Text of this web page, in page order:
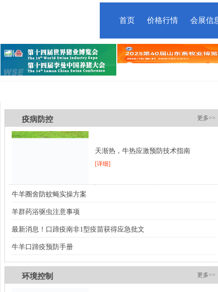
首页 价格行情 会展信
更多>>
疫病防控
天渐热，牛热应激预防技术指南
[详细]
牛羊圈舍防蚊蝇实操方案
羊群药浴驱虫注意事项
最新消息！口蹄疫南非1型疫苗获得应急批文
牛羊口蹄疫预防手册
更多>>
环境控制